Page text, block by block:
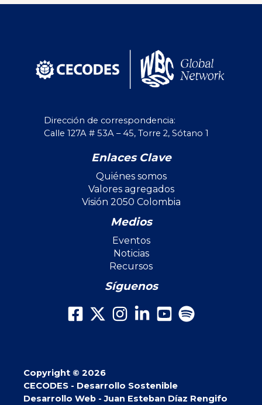
Dirección de correspondencia:
Calle 127A # 53A – 45, Torre 2, Sótano 1
Enlaces Clave
Quiénes somos
Valores agregados
Visión 2050 Colombia
Medios
Eventos
Noticias
Recursos
Síguenos
Copyright © 2026
CECODES - Desarrollo Sostenible
Desarrollo Web - Juan Esteban Díaz Rengifo